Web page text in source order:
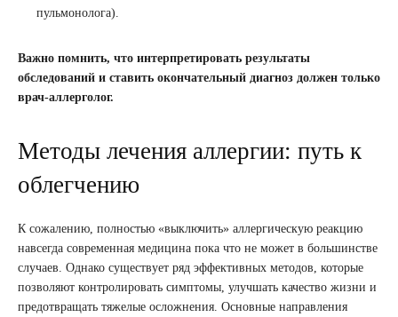
пульмонолога).
Важно помнить, что интерпретировать результаты
обследований и ставить окончательный диагноз должен только
врач-аллерголог.
Методы лечения аллергии: путь к
облегчению
К сожалению, полностью «выключить» аллергическую реакцию
навсегда современная медицина пока что не может в большинстве
случаев. Однако существует ряд эффективных методов, которые
позволяют контролировать симптомы, улучшать качество жизни и
предотвращать тяжелые осложнения. Основные направления